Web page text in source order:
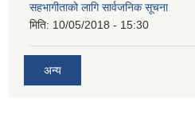
सहभागीताको लागि सार्वजनिक सूचना
मिति: 10/05/2018 - 15:30
अन्य